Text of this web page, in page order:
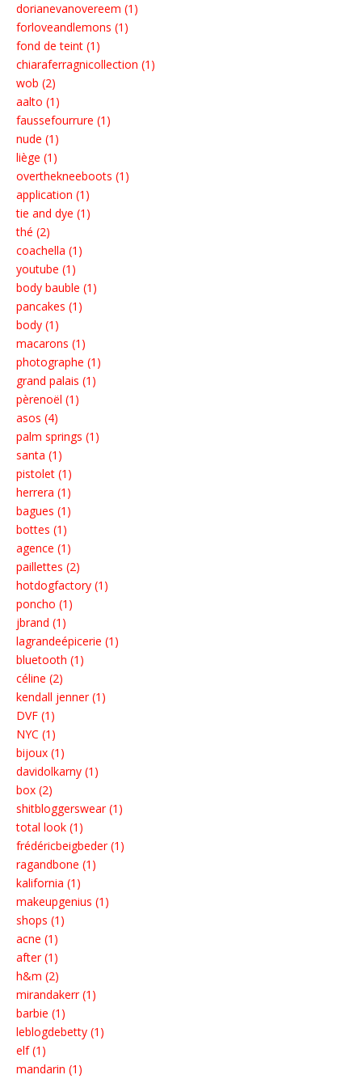
dorianevanovereem (1)
forloveandlemons (1)
fond de teint (1)
chiaraferragnicollection (1)
wob (2)
aalto (1)
faussefourrure (1)
nude (1)
liège (1)
overthekneeboots (1)
application (1)
tie and dye (1)
thé (2)
coachella (1)
youtube (1)
body bauble (1)
pancakes (1)
body (1)
macarons (1)
photographe (1)
grand palais (1)
pèrenoël (1)
asos (4)
palm springs (1)
santa (1)
pistolet (1)
herrera (1)
bagues (1)
bottes (1)
agence (1)
paillettes (2)
hotdogfactory (1)
poncho (1)
jbrand (1)
lagrandeépicerie (1)
bluetooth (1)
céline (2)
kendall jenner (1)
DVF (1)
NYC (1)
bijoux (1)
davidolkarny (1)
box (2)
shitbloggerswear (1)
total look (1)
frédéricbeigbeder (1)
ragandbone (1)
kalifornia (1)
makeupgenius (1)
shops (1)
acne (1)
after (1)
h&m (2)
mirandakerr (1)
barbie (1)
leblogdebetty (1)
elf (1)
mandarin (1)